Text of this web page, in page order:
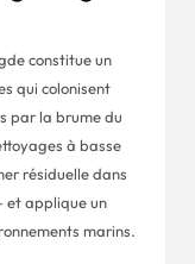
constitue un
qui colonisent
par la brume du
à basse
résiduelle dans
applique un
marins.